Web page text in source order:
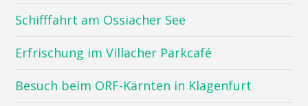
Schifffahrt am Ossiacher See
Erfrischung im Villacher Parkcafé
Besuch beim ORF-Kärnten in Klagenfurt